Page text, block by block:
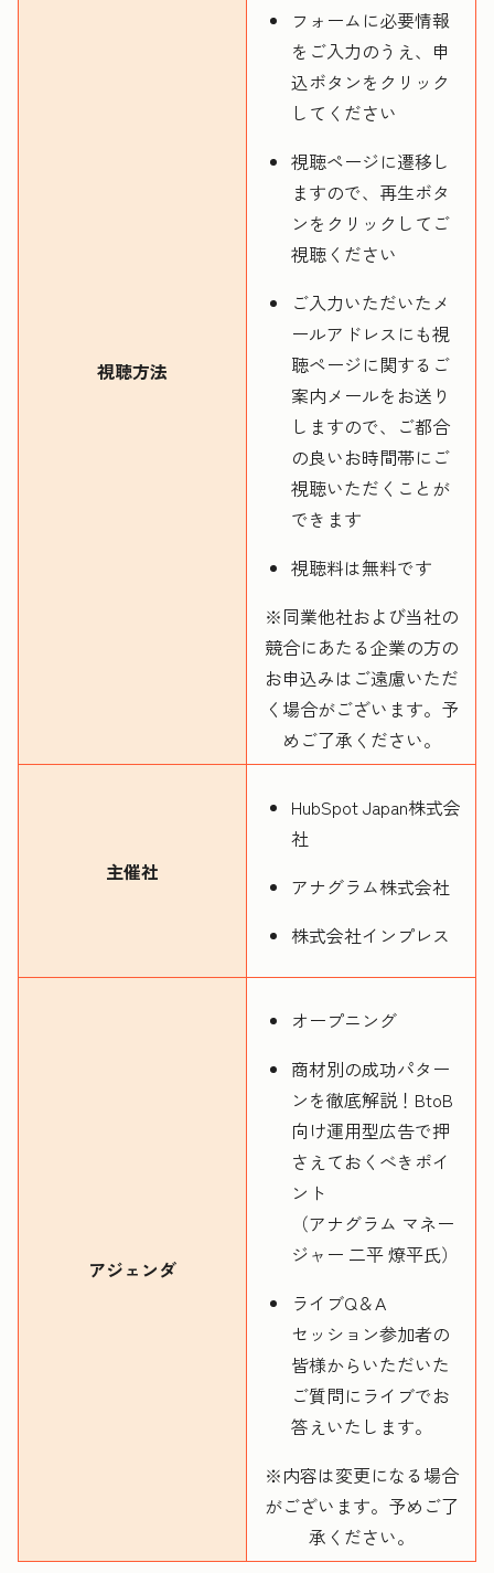
視聴方法
フォームに必要情報
をご入力のうえ、申
込ボタンをクリック
してください
視聴ページに遷移し
ますので、再生ボタ
ンをクリックしてご
視聴ください
ご入力いただいたメ
ールアドレスにも視
聴ページに関するご
案内メールをお送り
しますので、ご都合
の良いお時間帯にご
視聴いただくことが
できます
視聴料は無料です
※同業他社および当社の
競合にあたる企業の方の
お申込みはご遠慮いただ
く場合がございます。予
めご了承ください。
主催社
HubSpot Japan株式会
社
アナグラム株式会社
株式会社インプレス
アジェンダ
オープニング
商材別の成功パター
ンを徹底解説！BtoB
向け運用型広告で押
さえておくべきポイ
ント
（アナグラム マネー
ジャー 二平 燎平氏）
ライブQ＆A
セッション参加者の
皆様からいただいた
ご質問にライブでお
答えいたします。
※内容は変更になる場合
がございます。予めご了
承ください。